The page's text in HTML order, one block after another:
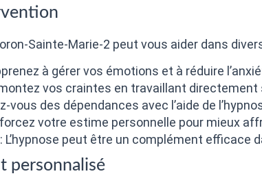
Sainte-Marie-2 peut vous aider dans
à gérer vos émotions et à réduire
vos craintes en travaillant
vous des dépendances avec l’aide de
votre estime personnelle pour mieux
: L’hypnose peut être un complément efficace
personnalisé